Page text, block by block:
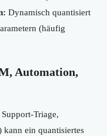
Dynamisch quantisiert
(häufig
Automation,
Triage,
kann ein quantisiertes